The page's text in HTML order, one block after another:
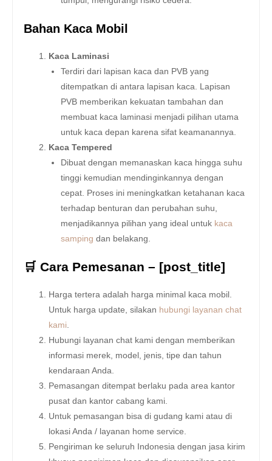
Bahan Kaca Mobil
Kaca Laminasi
Terdiri dari lapisan kaca dan PVB yang
ditempatkan di antara lapisan kaca. Lapisan
PVB memberikan kekuatan tambahan dan
membuat kaca laminasi menjadi pilihan utama
untuk kaca depan karena sifat keamanannya.
Kaca Tempered
Dibuat dengan memanaskan kaca hingga suhu
tinggi kemudian mendinginkannya dengan
cepat. Proses ini meningkatkan ketahanan kaca
terhadap benturan dan perubahan suhu,
menjadikannya pilihan yang ideal untuk kaca
samping dan belakang.
🛒 Cara Pemesanan – [post_title]
Harga tertera adalah harga minimal kaca mobil.
Untuk harga update, silakan hubungi layanan chat
kami
Hubungi layanan chat kami dengan memberikan
informasi merek, model, jenis, tipe dan tahun
kendaraan Anda.
Pemasangan ditempat berlaku pada area kantor
pusat dan kantor cabang kami.
Untuk pemasangan bisa di gudang kami atau di
lokasi Anda / layanan home service.
Pengiriman ke seluruh Indonesia dengan jasa kirim